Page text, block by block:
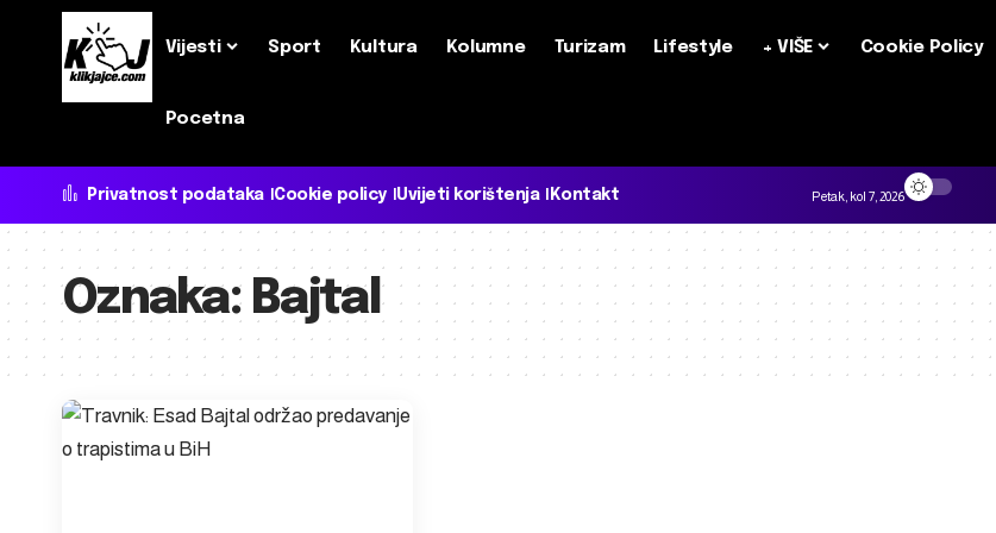
Vijesti Sport Kultura Kolumne Turizam Lifestyle + VIŠE Cookie Policy
Pocetna
Privatnost podataka Cookie policy Uvijeti korištenja Kontakt Petak, kol 7, 2026
Oznaka: Bajtal